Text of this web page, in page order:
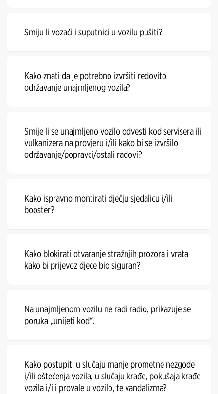
Smiju li vozači i suputnici u vozilu pušiti?
Kako znati da je potrebno izvršiti redovito
održavanje unajmljenog vozila?
Smije li se unajmljeno vozilo odvesti kod servisera ili
vulkanizera na provjeru i/ili kako bi se izvršilo
održavanje/popravci/ostali radovi?
Kako ispravno montirati dječju sjedalicu i/ili
booster?
Kako blokirati otvaranje stražnjih prozora i vrata
kako bi prijevoz djece bio siguran?
Na unajmljenom vozilu ne radi radio, prikazuje se
poruka „unijeti kod“.
Kako postupiti u slučaju manje prometne nezgode
i/ili oštećenja vozila, u slučaju krađe, pokušaja krađe
vozila i/ili provale u vozilo, te vandalizma?